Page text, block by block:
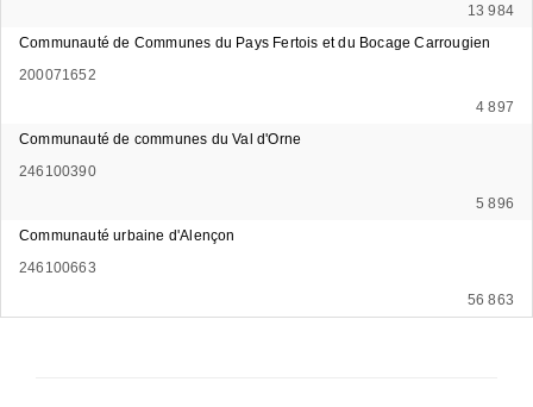
13 984
Communauté de Communes du Pays Fertois et du Bocage Carrougien
200071652
4 897
Communauté de communes du Val d'Orne
246100390
5 896
Communauté urbaine d'Alençon
246100663
56 863